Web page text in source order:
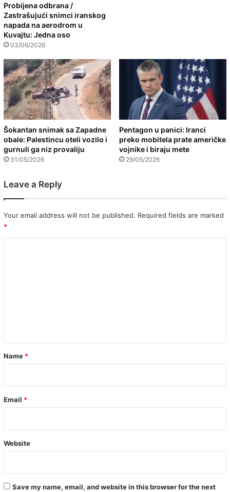
Probijena odbrana /
Zastrašujući snimci iranskog
napada na aerodrom u
Kuvajtu: Jedna oso
03/06/2026
Šokantan snimak sa Zapadne
obale: Palestincu oteli vozilo i
gurnuli ga niz provaliju
31/05/2026
Pentagon u panici: Iranci
preko mobitela prate američke
vojnike i biraju mete
29/05/2026
Leave a Reply
Your email address will not be published. Required fields are marked
*
*
Name *
Email *
Website
Save my name, email, and website in this browser for the next